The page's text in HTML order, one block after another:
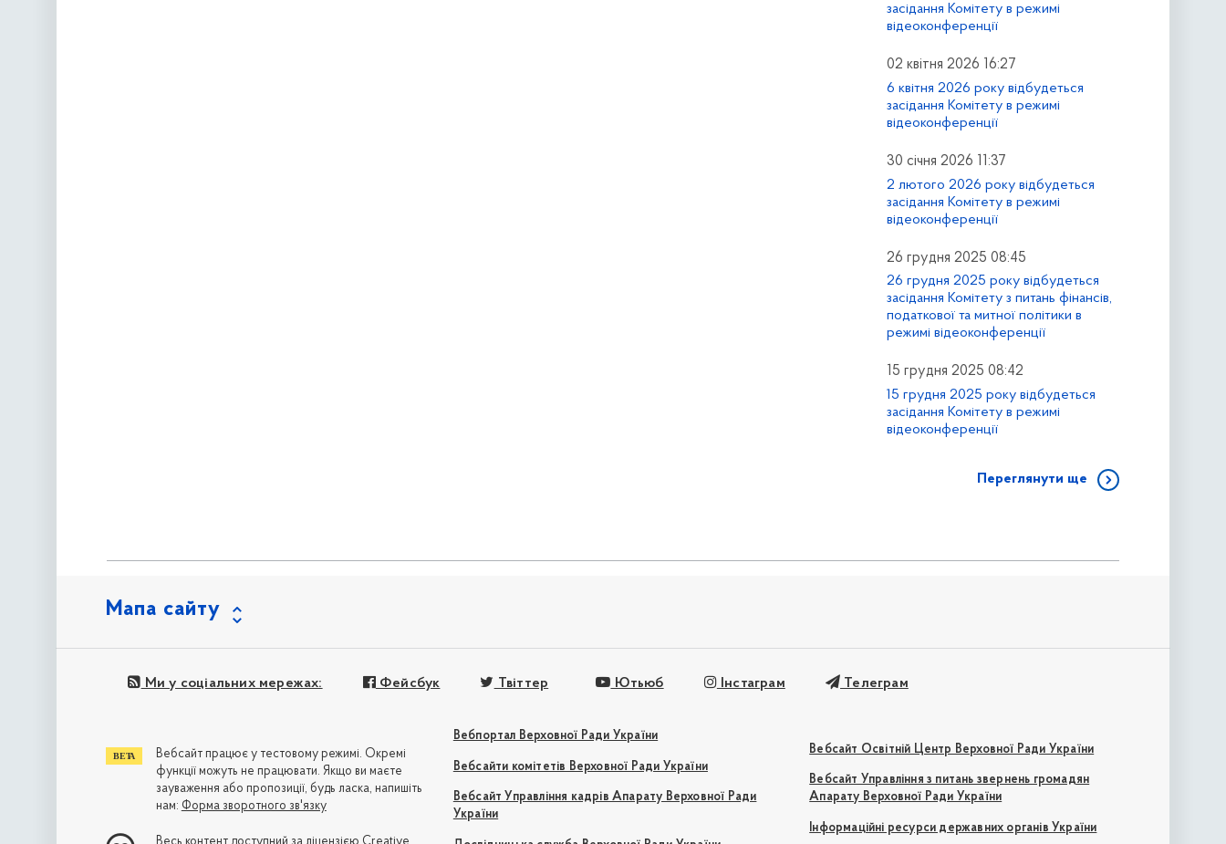
засідання Комітету в режимі
відеоконференції
02 квітня 2026 16:27
6 квітня 2026 року відбудеться
засідання Комітету в режимі
відеоконференції
30 січня 2026 11:37
2 лютого 2026 року відбудеться
засідання Комітету в режимі
відеоконференції
26 грудня 2025 08:45
26 грудня 2025 року відбудеться
засідання Комітету з питань фінансів,
податкової та митної політики в
режимі відеоконференції
15 грудня 2025 08:42
15 грудня 2025 року відбудеться
засідання Комітету в режимі
відеоконференції
Переглянути ще
Мапа сайту
Ми у соціальних мережах: Фейсбук Твіттер Ютьюб Інстаграм Телеграм
Вебпортал Верховної Ради України
Вебсайти комітетів Верховної Ради України
Вебсайт Управління кадрів Апарату Верховної Ради
України
Вебсайт Освітній Центр Верховної Ради України
Вебсайт Управління з питань звернень громадян
Апарату Верховної Ради України
Інформаційні ресурси державних органів України
Вебсайт працює у тестовому режимі. Окремі
функції можуть не працювати. Якщо ви маєте
зауваження або пропозиції, будь ласка, напишіть
нам: Форма зворотного зв'язку